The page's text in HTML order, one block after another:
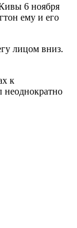
6 ноября
ему и его
лицом вниз.
к
неоднократно